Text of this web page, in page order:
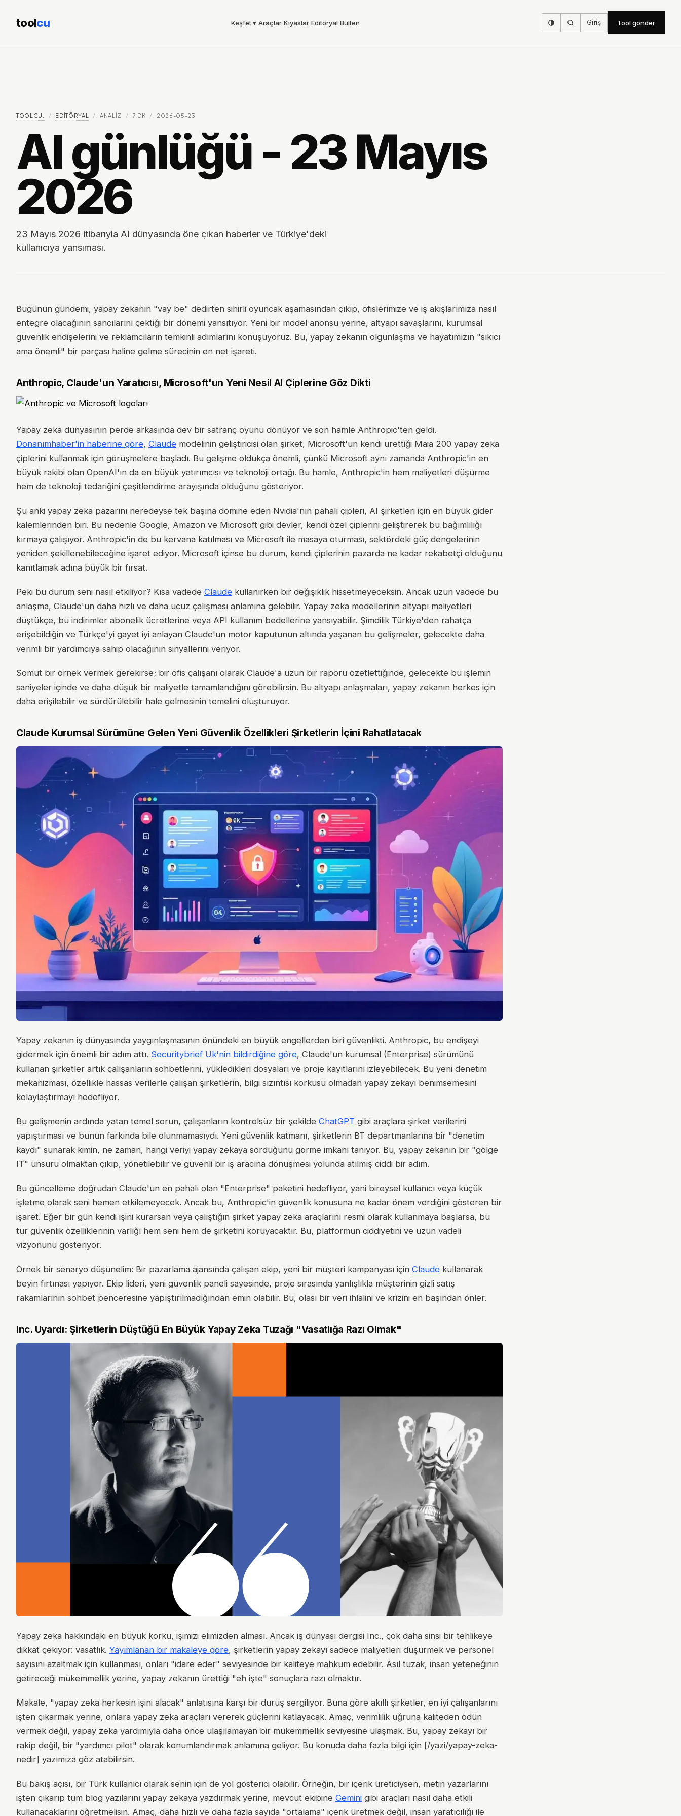
toolcu Keşfet ▾ Araçlar Kıyaslar Editöryal Bülten Giriş Tool gönder
TOOLCU. / EDITÖRYAL / ANALIZ / 7 DK / 2026-05-23
AI günlüğü - 23 Mayıs
2026
23 Mayıs 2026 itibarıyla AI dünyasında öne çıkan haberler ve Türkiye'deki
kullanıcıya yansıması.
Bugünün gündemi, yapay zekanın "vay be" dedirten sihirli oyuncak aşamasından çıkıp, ofislerimize ve iş akışlarımıza nasıl
entegre olacağının sancılarını çektiği bir dönemi yansıtıyor. Yeni bir model anonsu yerine, altyapı savaşlarını, kurumsal
güvenlik endişelerini ve reklamcıların temkinli adımlarını konuşuyoruz. Bu, yapay zekanın olgunlaşma ve hayatımızın "sıkıcı
ama önemli" bir parçası haline gelme sürecinin en net işareti.
Anthropic, Claude'un Yaratıcısı, Microsoft'un Yeni Nesil AI Çiplerine Göz Dikti
Yapay zeka dünyasının perde arkasında dev bir satranç oyunu dönüyor ve son hamle Anthropic'ten geldi.
Donanımhaber'in haberine göre, Claude modelinin geliştiricisi olan şirket, Microsoft'un kendi ürettiği Maia 200 yapay zeka
çiplerini kullanmak için görüşmelere başladı. Bu gelişme oldukça önemli, çünkü Microsoft aynı zamanda Anthropic'in en
büyük rakibi olan OpenAI'ın da en büyük yatırımcısı ve teknoloji ortağı. Bu hamle, Anthropic'in hem maliyetleri düşürme
hem de teknoloji tedariğini çeşitlendirme arayışında olduğunu gösteriyor.
Şu anki yapay zeka pazarını neredeyse tek başına domine eden Nvidia'nın pahalı çipleri, AI şirketleri için en büyük gider
kalemlerinden biri. Bu nedenle Google, Amazon ve Microsoft gibi devler, kendi özel çiplerini geliştirerek bu bağımlılığı
kırmaya çalışıyor. Anthropic'in de bu kervana katılması ve Microsoft ile masaya oturması, sektördeki güç dengelerinin
yeniden şekillenebileceğine işaret ediyor. Microsoft içinse bu durum, kendi çiplerinin pazarda ne kadar rekabetçi olduğunu
kanıtlamak adına büyük bir fırsat.
Peki bu durum seni nasıl etkiliyor? Kısa vadede Claude kullanırken bir değişiklik hissetmeyeceksin. Ancak uzun vadede bu
anlaşma, Claude'un daha hızlı ve daha ucuz çalışması anlamına gelebilir. Yapay zeka modellerinin altyapı maliyetleri
düştükçe, bu indirimler abonelik ücretlerine veya API kullanım bedellerine yansıyabilir. Şimdilik Türkiye'den rahatça
erişebildiğin ve Türkçe'yi gayet iyi anlayan Claude'un motor kaputunun altında yaşanan bu gelişmeler, gelecekte daha
verimli bir yardımcıya sahip olacağının sinyallerini veriyor.
Somut bir örnek vermek gerekirse; bir ofis çalışanı olarak Claude'a uzun bir raporu özetlettiğinde, gelecekte bu işlemin
saniyeler içinde ve daha düşük bir maliyetle tamamlandığını görebilirsin. Bu altyapı anlaşmaları, yapay zekanın herkes için
daha erişilebilir ve sürdürülebilir hale gelmesinin temelini oluşturuyor.
Claude Kurumsal Sürümüne Gelen Yeni Güvenlik Özellikleri Şirketlerin İçini Rahatlatacak
Yapay zekanın iş dünyasında yaygınlaşmasının önündeki en büyük engellerden biri güvenlikti. Anthropic, bu endişeyi
gidermek için önemli bir adım attı. Securitybrief Uk'nin bildirdiğine göre, Claude'un kurumsal (Enterprise) sürümünü
kullanan şirketler artık çalışanların sohbetlerini, yükledikleri dosyaları ve proje kayıtlarını izleyebilecek. Bu yeni denetim
mekanizması, özellikle hassas verilerle çalışan şirketlerin, bilgi sızıntısı korkusu olmadan yapay zekayı benimsemesini
kolaylaştırmayı hedefliyor.
Bu gelişmenin ardında yatan temel sorun, çalışanların kontrolsüz bir şekilde ChatGPT gibi araçlara şirket verilerini
yapıştırması ve bunun farkında bile olunmamasıydı. Yeni güvenlik katmanı, şirketlerin BT departmanlarına bir "denetim
kaydı" sunarak kimin, ne zaman, hangi veriyi yapay zekaya sorduğunu görme imkanı tanıyor. Bu, yapay zekanın bir "gölge
IT" unsuru olmaktan çıkıp, yönetilebilir ve güvenli bir iş aracına dönüşmesi yolunda atılmış ciddi bir adım.
Bu güncelleme doğrudan Claude'un en pahalı olan "Enterprise" paketini hedefliyor, yani bireysel kullanıcı veya küçük
işletme olarak seni hemen etkilemeyecek. Ancak bu, Anthropic'in güvenlik konusuna ne kadar önem verdiğini gösteren bir
işaret. Eğer bir gün kendi işini kurarsan veya çalıştığın şirket yapay zeka araçlarını resmi olarak kullanmaya başlarsa, bu
tür güvenlik özelliklerinin varlığı hem seni hem de şirketini koruyacaktır. Bu, platformun ciddiyetini ve uzun vadeli
vizyonunu gösteriyor.
Örnek bir senaryo düşünelim: Bir pazarlama ajansında çalışan ekip, yeni bir müşteri kampanyası için Claude kullanarak
beyin fırtınası yapıyor. Ekip lideri, yeni güvenlik paneli sayesinde, proje sırasında yanlışlıkla müşterinin gizli satış
rakamlarının sohbet penceresine yapıştırılmadığından emin olabilir. Bu, olası bir veri ihlalini ve krizini en başından önler.
Inc. Uyardı: Şirketlerin Düştüğü En Büyük Yapay Zeka Tuzağı "Vasatlığa Razı Olmak"
Yapay zeka hakkındaki en büyük korku, işimizi elimizden alması. Ancak iş dünyası dergisi Inc., çok daha sinsi bir tehlikeye
dikkat çekiyor: vasatlık. Yayımlanan bir makaleye göre, şirketlerin yapay zekayı sadece maliyetleri düşürmek ve personel
sayısını azaltmak için kullanması, onları "idare eder" seviyesinde bir kaliteye mahkum edebilir. Asıl tuzak, insan yeteneğinin
getireceği mükemmellik yerine, yapay zekanın ürettiği "eh işte" sonuçlara razı olmaktır.
Makale, "yapay zeka herkesin işini alacak" anlatısına karşı bir duruş sergiliyor. Buna göre akıllı şirketler, en iyi çalışanlarını
işten çıkarmak yerine, onlara yapay zeka araçları vererek güçlerini katlayacak. Amaç, verimlilik uğruna kaliteden ödün
vermek değil, yapay zeka yardımıyla daha önce ulaşılamayan bir mükemmellik seviyesine ulaşmak. Bu, yapay zekayı bir
rakip değil, bir "yardımcı pilot" olarak konumlandırmak anlamına geliyor. Bu konuda daha fazla bilgi için [/yazi/yapay-zeka-
nedir] yazımıza göz atabilirsin.
Bu bakış açısı, bir Türk kullanıcı olarak senin için de yol gösterici olabilir. Örneğin, bir içerik üreticiysen, metin yazarlarını
işten çıkarıp tüm blog yazılarını yapay zekaya yazdırmak yerine, mevcut ekibine Gemini gibi araçları nasıl daha etkili
kullanacaklarını öğretmelisin. Amaç, daha hızlı ve daha fazla sayıda "ortalama" içerik üretmek değil, insan yaratıcılığı ile